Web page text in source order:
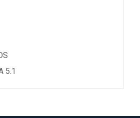
5.1